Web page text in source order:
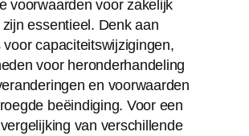
voorwaarden voor zakelijk
essentieel. Denk aan
voor capaciteitswijzigingen,
voor heronderhandeling
en voorwaarden
beëindiging. Voor een
van verschillende